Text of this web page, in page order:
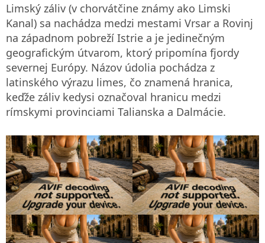
Limský záliv (v chorvátčine známy ako Limski
Kanal) sa nachádza medzi mestami Vrsar a Rovinj
na západnom pobreží Istrie a je jedinečným
geografickým útvarom, ktorý pripomína fjordy
severnej Európy. Názov údolia pochádza z
latinského výrazu limes, čo znamená hranica,
keďže záliv kedysi označoval hranicu medzi
rímskymi provinciami Talianska a Dalmácie.